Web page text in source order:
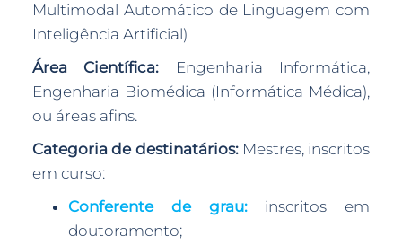
Multimodal Automático de Linguagem com
Inteligência Artificial)
Área Científica: Engenharia Informática,
Engenharia Biomédica (Informática Médica),
ou áreas afins.
Categoria de destinatários:Mestres, inscritos
em curso:
Conferente de grau:inscritos em
doutoramento;